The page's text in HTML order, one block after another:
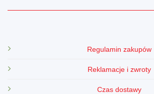
Regulamin zakupów
Reklamacje i zwroty
Czas dostawy